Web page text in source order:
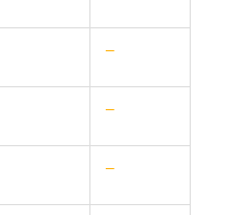
–
–
–